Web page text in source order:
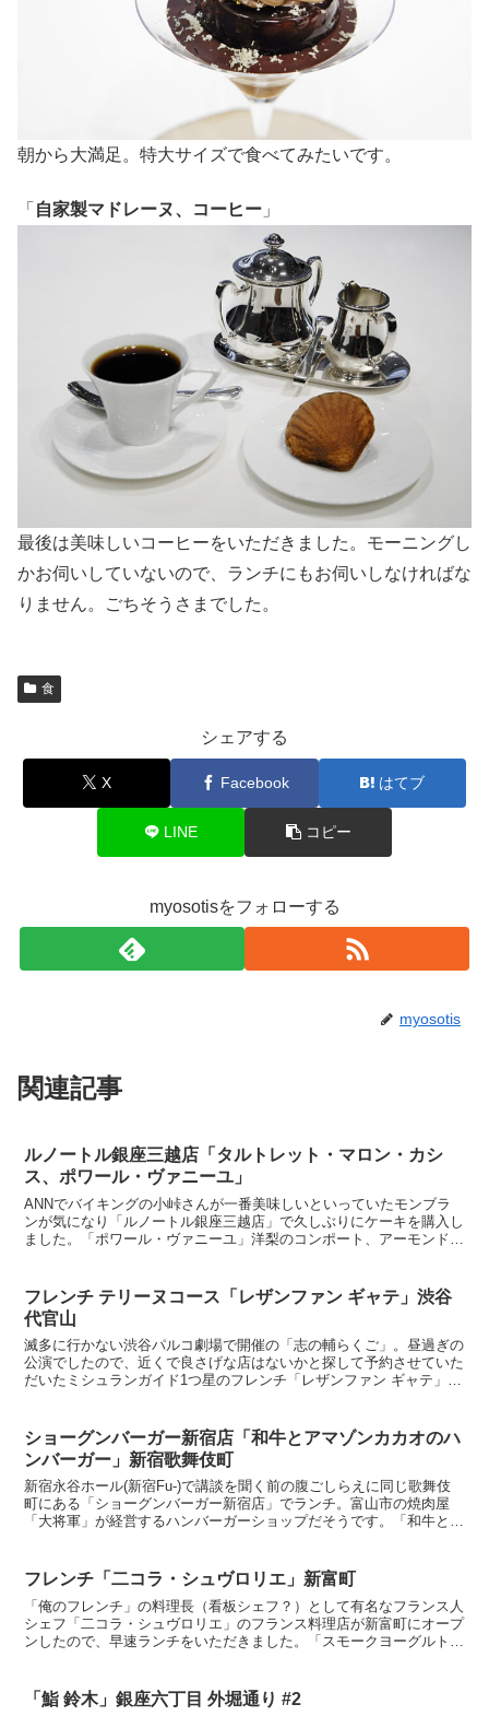
朝から大満足。特大サイズで食べてみたいです。
「 自家製マドレーヌ、コーヒー 」
最後は美味しいコーヒーをいただきました。モーニングし
かお伺いしていないので、ランチにもお伺いしなければな
りません。ごちそうさまでした。
食
シェアする
X Facebook はてブ
LINE コピー
myosotisをフォローする
myosotis
関連記事
ルノートル銀座三越店「タルトレット・マロン・カシ
ス、ポワール・ヴァニーユ」
ANNでバイキングの小峠さんが一番美味しいといっていたモンブラ
ンが気になり「ルノートル銀座三越店」で久しぶりにケーキを購入し
ました。「ポワール・ヴァニーユ」洋梨のコンポート、アーモンドの
フレンチ テリーヌコース「レザンファン ギャテ」渋谷
代官山
滅多に行かない渋谷パルコ劇場で開催の「志の輔らくご」。昼過ぎの
公演でしたので、近くで良さげな店はないかと探して予約させていた
だいたミシュランガイド1つ星のフレンチ「レザンファン ギャテ」。
ショーグンバーガー新宿店「和牛とアマゾンカカオのハ
ンバーガー」新宿歌舞伎町
新宿永谷ホール(新宿Fu-)で講談を聞く前の腹ごしらえに同じ歌舞伎
町にある「ショーグンバーガー新宿店」でランチ。富山市の焼肉屋
「大将軍」が経営するハンバーガーショップだそうです。「和牛とア
フレンチ「二コラ・シュヴロリエ」新富町
「俺のフレンチ」の料理長（看板シェフ？）として有名なフランス人
シェフ「二コラ・シュヴロリエ」のフランス料理店が新富町にオープ
ンしたので、早速ランチをいただきました。「スモークヨーグルトの
「鮨 鈴木」銀座六丁目 外堀通り #2